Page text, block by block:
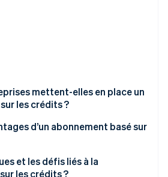
up
App Marketplace
mettent-elles en place un
les crédits ?
d’un abonnement basé sur
et les défis liés à la
les crédits ?